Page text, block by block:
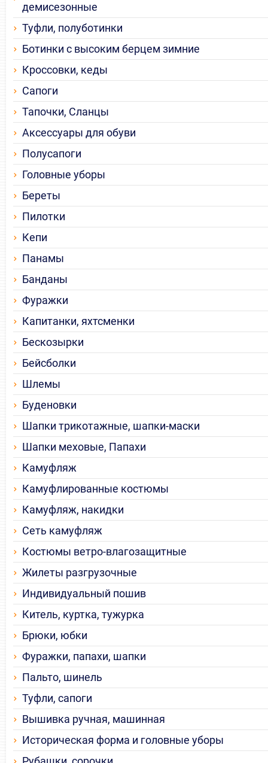
демисезонные
Туфли, полуботинки
Ботинки с высоким берцем зимние
Кроссовки, кеды
Сапоги
Тапочки, Сланцы
Аксессуары для обуви
Полусапоги
Головные уборы
Береты
Пилотки
Кепи
Панамы
Банданы
Фуражки
Капитанки, яхтсменки
Бескозырки
Бейсболки
Шлемы
Буденовки
Шапки трикотажные, шапки-маски
Шапки меховые, Папахи
Камуфляж
Камуфлированные костюмы
Камуфляж, накидки
Сеть камуфляж
Костюмы ветро-влагозащитные
Жилеты разгрузочные
Индивидуальный пошив
Китель, куртка, тужурка
Брюки, юбки
Фуражки, папахи, шапки
Пальто, шинель
Туфли, сапоги
Вышивка ручная, машинная
Историческая форма и головные уборы